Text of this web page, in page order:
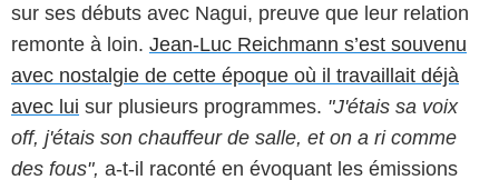
sur ses débuts avec Nagui, preuve que leur relation
remonte à loin. Jean-Luc Reichmann s’est souvenu
avec nostalgie de cette époque où il travaillait déjà
avec lui sur plusieurs programmes. "J'étais sa voix
off, j'étais son chauffeur de salle, et on a ri comme
des fous", a-t-il raconté en évoquant les émissions